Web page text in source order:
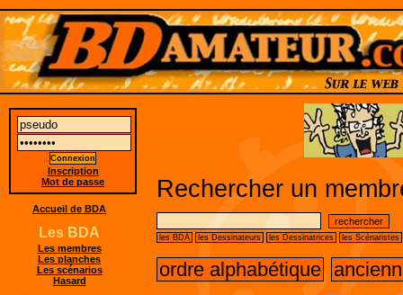
Rechercher un
les BDA les Dessinateurs les Dessinatrices les Scénaristes
ordre alphabétique
Inscription
Mot de passe
Accueil de BDA
Les BDA
Les membres
Les planches
Les scénarios
Hasard